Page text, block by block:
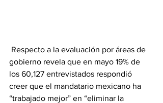
gobierno revela que en mayo 19% de
los 60,127 entrevistados respondió
creer que el mandatario mexicano ha
“trabajado mejor” en “eliminar la